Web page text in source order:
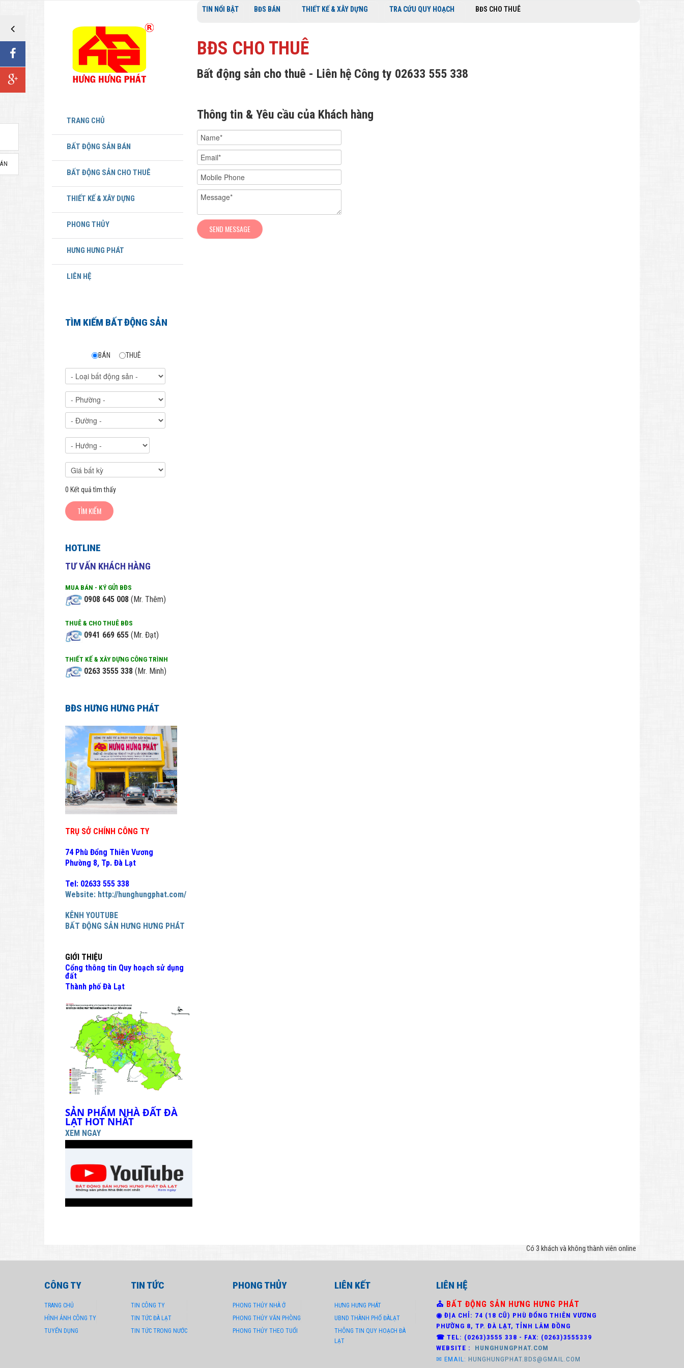
TRANG CHỦ
BẤT ĐỘNG SẢN BÁN
BẤT ĐỘNG SẢN CHO THUÊ
THIẾT KẾ & XÂY DỰNG
PHONG THỦY
HƯNG HƯNG PHÁT
LIÊN HỆ
TÌM KIẾM BẤT ĐỘNG SẢN
BÁN THUÊ
0 Kết quả tìm thấy
HOTLINE
TƯ VẤN KHÁCH HÀNG
MUA BÁN - KÝ GỬI BĐS
0908 645 008 (Mr. Thêm)
THUÊ & CHO THUÊ BĐS
0941 669 655 (Mr. Đạt)
THIẾT KẾ & XÂY DỰNG CÔNG TRÌNH
0263 3555 338 (Mr. Minh)
BĐS HƯNG HƯNG PHÁT
TRỤ SỞ CHÍNH CÔNG TY
74 Phù Đổng Thiên Vương
Phường 8, Tp. Đà Lạt
Tel: 02633 555 338
Website: http://hunghungphat.com/
KÊNH YOUTUBE
BẤT ĐỘNG SẢN HƯNG HƯNG PHÁT
GIỚI THIỆU
Cổng thông tin Quy hoạch sử dụng
đất
Thành phố Đà Lạt
SẢN PHẨM NHÀ ĐẤT ĐÀ
LẠT HOT NHẤT
XEM NGAY
TIN NỔI BẬT BĐS BÁN THIẾT KẾ & XÂY DỰNG TRA CỨU QUY HOẠCH BĐS CHO THUÊ
BĐS CHO THUÊ
Bất động sản cho thuê - Liên hệ Công ty 02633 555 338
Thông tin & Yêu cầu của Khách hàng
Có 3 khách và không thành viên online
CÔNG TY
TRANG CHỦ
HÌNH ẢNH CÔNG TY
TUYỂN DỤNG
TIN TỨC
TIN CÔNG TY
TIN TỨC ĐÀ LẠT
TIN TỨC TRONG NƯỚC
PHONG THỦY
PHONG THỦY NHÀ Ở
PHONG THỦY VĂN PHÒNG
PHONG THỦY THEO TUỔI
LIÊN KẾT
HƯNG HƯNG PHÁT
UBND THÀNH PHỐ ĐÀLẠT
THÔNG TIN QUY HOẠCH ĐÀ
LẠT
LIÊN HỆ
⛪ BẤT ĐỘNG SẢN HƯNG HƯNG PHÁT
◉ ĐỊA CHỈ: 74 (18 CŨ) PHÙ ĐỔNG THIÊN VƯƠNG
PHƯỜNG 8, TP. ĐÀ LẠT, TỈNH LÂM ĐỒNG
☎ TEL: (0263)3555 338 - FAX: (0263)3555339
WEBSITE : HUNGHUNGPHAT.COM
✉ EMAIL: HUNGHUNGPHAT.BDS@GMAIL.COM